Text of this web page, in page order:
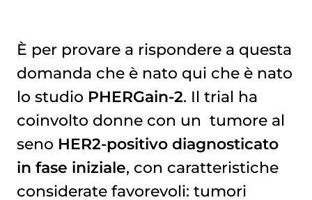
È per provare a rispondere a questa
domanda che è nato qui che è nato
lo studio PHERGain-2. Il trial ha
coinvolto donne con un tumore al
seno HER2-positivo diagnosticato
in fase iniziale, con caratteristiche
considerate favorevoli: tumori